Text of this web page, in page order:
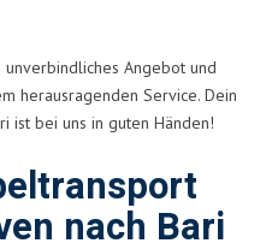
Angebot und
herausragenden Service. Dein
ist bei uns in guten Händen!
nach Bari